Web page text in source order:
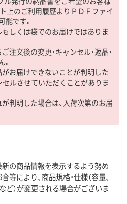
上のご利用履歴よりＰＤＦファイ
能です。
もしくは袋でのお届けではありま
注文後の変更・キャンセル・返品・
がお届けできないことが判明した
セルさせていただくことがありま
判明した場合は、入荷次第のお届
の商品情報を表示するよう努め
等により、商品規格・仕様（容量、
ど）が変更される場合がございま